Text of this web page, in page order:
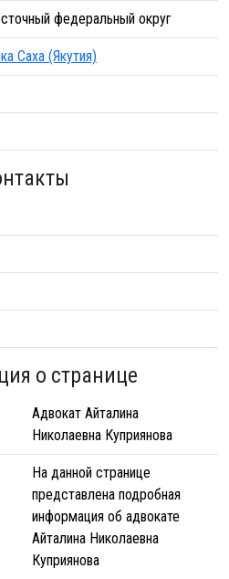
федеральный округ
Саха (Якутия)
о странице
Адвокат Айталина
Николаевна Куприянова
На данной странице
представлена подробная
информация об адвокате
Айталина Николаевна
Куприянова